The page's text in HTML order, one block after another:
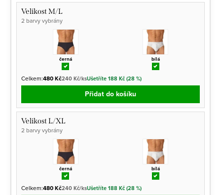
Velikost M/L
2 barvy vybrány
černá bílá
Celkem:480 Kč240 Kč/ksUšetříte 188 Kč (28 %)
Přidat do košíku
Velikost L/XL
2 barvy vybrány
černá bílá
Celkem:480 Kč240 Kč/ksUšetříte 188 Kč (28 %)